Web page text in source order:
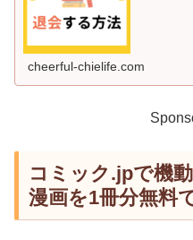
cheerful-chielife.com
コミック.jpで機
漫画を1冊分無料